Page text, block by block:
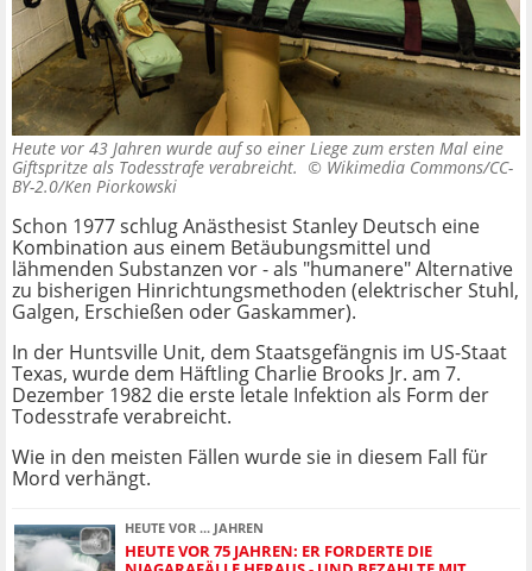
Heute vor 43 Jahren wurde auf so einer Liege zum ersten Mal eine
Giftspritze als Todesstrafe verabreicht. © Wikimedia Commons/CC-
BY-2.0/Ken Piorkowski
Schon 1977 schlug Anästhesist Stanley Deutsch eine
Kombination aus einem Betäubungsmittel und
lähmenden Substanzen vor - als "humanere" Alternative
zu bisherigen Hinrichtungsmethoden (elektrischer Stuhl,
Galgen, Erschießen oder Gaskammer).
In der Huntsville Unit, dem Staatsgefängnis im US-Staat
Texas, wurde dem Häftling Charlie Brooks Jr. am 7.
Dezember 1982 die erste letale Infektion als Form der
Todesstrafe verabreicht.
Wie in den meisten Fällen wurde sie in diesem Fall für
Mord verhängt.
HEUTE VOR ... JAHREN
HEUTE VOR 75 JAHREN: ER FORDERTE DIE